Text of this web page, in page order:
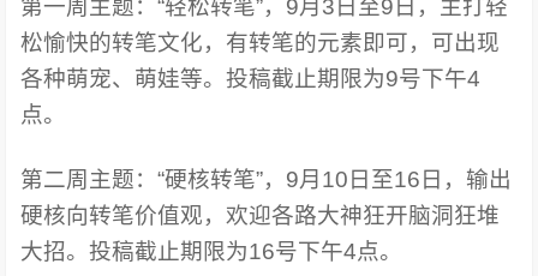
第一周主题：“轻松转笔”，9月3日至9日，主打轻
松愉快的转笔文化，有转笔的元素即可，可出现
各种萌宠、萌娃等。投稿截止期限为9号下午4
点。
第二周主题：“硬核转笔”，9月10日至16日，输出
硬核向转笔价值观，欢迎各路大神狂开脑洞狂堆
大招。投稿截止期限为16号下午4点。